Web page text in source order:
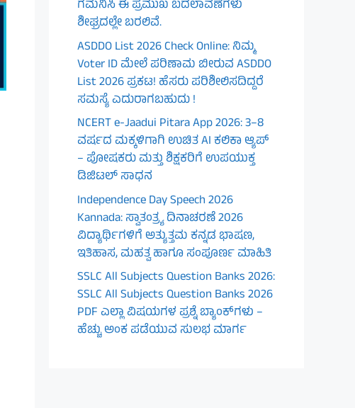
ಗಮನಿಸಿ ಈ ಪ್ರಮುಖ ಬದಲಾವಣೆಗಳು
ಶೀಘ್ರದಲ್ಲೇ ಬರಲಿವೆ.
ASDDO List 2026 Check Online: ನಿಮ್ಮ
Voter ID ಮೇಲೆ ಪರಿಣಾಮ ಬೀರುವ ASDDO
List 2026 ಪ್ರಕಟ! ಹೆಸರು ಪರಿಶೀಲಿಸದಿದ್ದರೆ
ಸಮಸ್ಯೆ ಎದುರಾಗಬಹುದು !
NCERT e-Jaadui Pitara App 2026: 3–8
ವರ್ಷದ ಮಕ್ಕಳಿಗಾಗಿ ಉಚಿತ AI ಕಲಿಕಾ ಆ್ಯಪ್
– ಪೋಷಕರು ಮತ್ತು ಶಿಕ್ಷಕರಿಗೆ ಉಪಯುಕ್ತ
ಡಿಜಿಟಲ್ ಸಾಧನ
Independence Day Speech 2026
Kannada: ಸ್ವಾತಂತ್ರ್ಯ ದಿನಾಚರಣೆ 2026
ವಿದ್ಯಾರ್ಥಿಗಳಿಗೆ ಅತ್ಯುತ್ತಮ ಕನ್ನಡ ಭಾಷಣ,
ಇತಿಹಾಸ, ಮಹತ್ವ ಹಾಗೂ ಸಂಪೂರ್ಣ ಮಾಹಿತಿ
SSLC All Subjects Question Banks 2026:
SSLC All Subjects Question Banks 2026
PDF ಎಲ್ಲಾ ವಿಷಯಗಳ ಪ್ರಶ್ನೆ ಬ್ಯಾಂಕ್‌ಗಳು –
ಹೆಚ್ಚು ಅಂಕ ಪಡೆಯುವ ಸುಲಭ ಮಾರ್ಗ